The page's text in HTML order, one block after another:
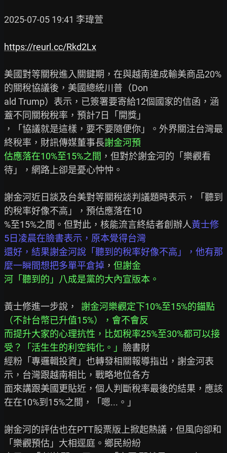
2025-07-05 19:41 李瑋萱
https://reurl.cc/Rkd2Lx
美國對等關稅進入關鍵期，在與越南達成輸美商品20%
的關稅協議後，美國總統川普（Don
ald Trump）表示，已簽署要寄給12個國家的信函，涵
蓋不同關稅稅率，預計7日「開獎」
，「協議就是這樣，要不要隨便你」。外界關注台灣最
終稅率，財訊傳媒董事長謝金河預
估應落在10%至15%之間 ，但對於謝金河的「樂觀看
待」，網路上卻是憂心忡忡。
謝金河近日談及台美對等關稅談判議題時表示，「聽到
的稅率好像不高」，預估應落在10
%至15%之間。但對此，核能流言終結者創辦人黃士修
5日凌晨在臉書表示，原本覺得台灣
還好，結果謝金河說「聽到的稅率好像不高」，他有那
麼一瞬間想把多單平倉掉 ， 但謝金
河「聽到的」八成是黨的大內宣版本。
黃士修進一步說， 謝金河樂觀定下10%至15%的錨點
（不計台幣已升值15%），會不會反
而提升大家的心理抗性，比如稅率25%至30%都可以接
受？「活生生的利空鈍化。」 臉書財
經粉「專邏輯投資」也轉發相關報導指出，謝金河表
示，台灣跟越南相比，戰略地位各方
面來講跟美國更貼近，個人判斷稅率最後的結果，應該
在在10%到15%之間，「嗯...。」
謝金河的評估也在PTT股票版上掀起熱議，但風向卻和
「樂觀預估」大相逕庭。鄉民紛紛